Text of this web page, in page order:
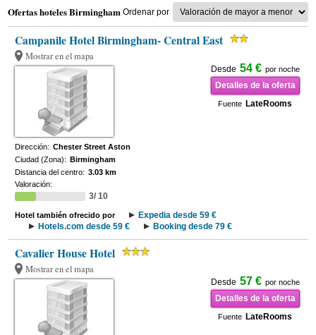
Ofertas hoteles Birmingham Ordenar por
Campanile Hotel Birmingham- Central East
Mostrar en el mapa
Desde 54 € por noche
Detalles de la oferta
Fuente LateRooms
Dirección: Chester Street Aston
Ciudad (Zona): Birmingham
Distancia del centro: 3.03 km
Valoración:
3/ 10
Hotel también ofrecido por
Expedia desde 59 €
Hotels.com desde 59 €
Booking desde 79 €
Cavalier House Hotel
Mostrar en el mapa
Desde 57 € por noche
Detalles de la oferta
Fuente LateRooms